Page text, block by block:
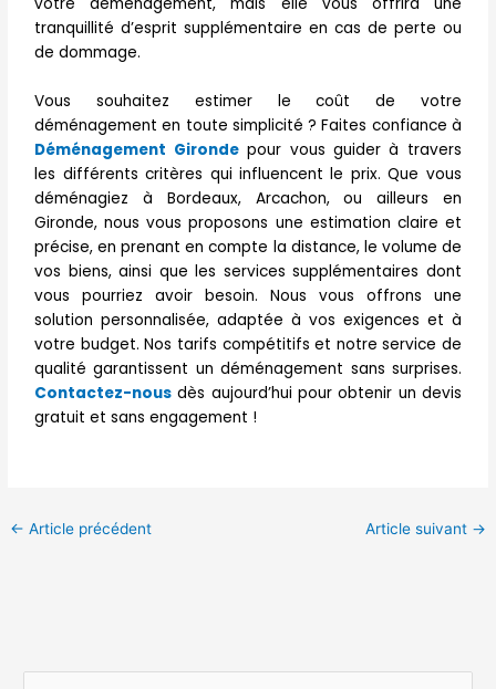
tranquillité d’esprit supplémentaire en cas de perte ou
de dommage.
Vous souhaitez estimer le coût de votre
déménagement en toute simplicité ? Faites confiance à
Déménagement Gironde pour vous guider à travers
les différents critères qui influencent le prix. Que vous
déménagiez à Bordeaux, Arcachon, ou ailleurs en
Gironde, nous vous proposons une estimation claire et
précise, en prenant en compte la distance, le volume de
vos biens, ainsi que les services supplémentaires dont
vous pourriez avoir besoin. Nous vous offrons une
solution personnalisée, adaptée à vos exigences et à
votre budget. Nos tarifs compétitifs et notre service de
qualité garantissent un déménagement sans surprises.
Contactez-nous dès aujourd’hui pour obtenir un devis
gratuit et sans engagement !
← Article précédent Article suivant →